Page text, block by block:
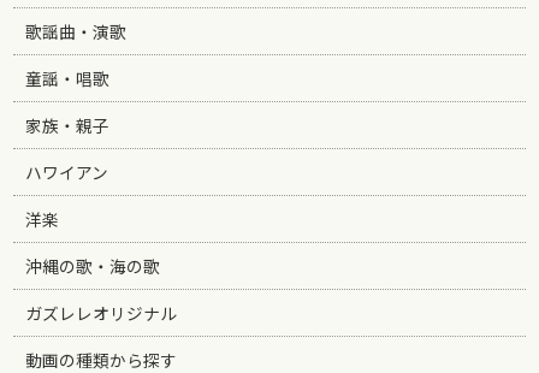
歌謡曲・演歌
童謡・唱歌
家族・親子
ハワイアン
洋楽
沖縄の歌・海の歌
ガズレレオリジナル
動画の種類から探す